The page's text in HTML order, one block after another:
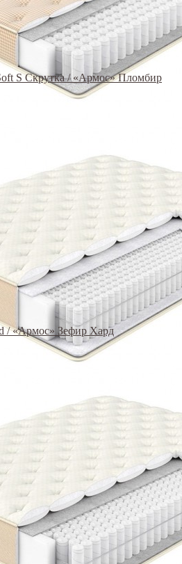
S Скрутка / «Армос» Пломбир
/ «Армос» Зефир Хард